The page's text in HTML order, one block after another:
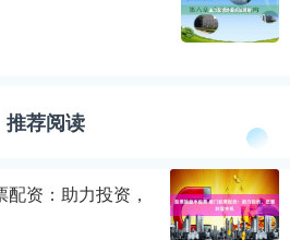
推荐阅读
资：助力投资，